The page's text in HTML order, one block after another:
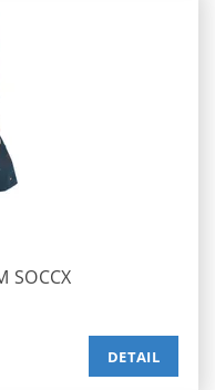
SOCCX
DETAIL